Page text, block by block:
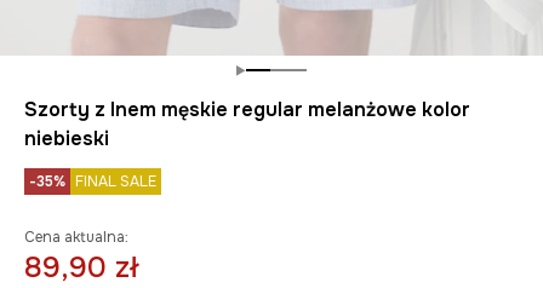
Szorty z lnem męskie regular melanżowe kolor
niebieski
-35% FINAL SALE
Cena aktualna:
89,90 zł